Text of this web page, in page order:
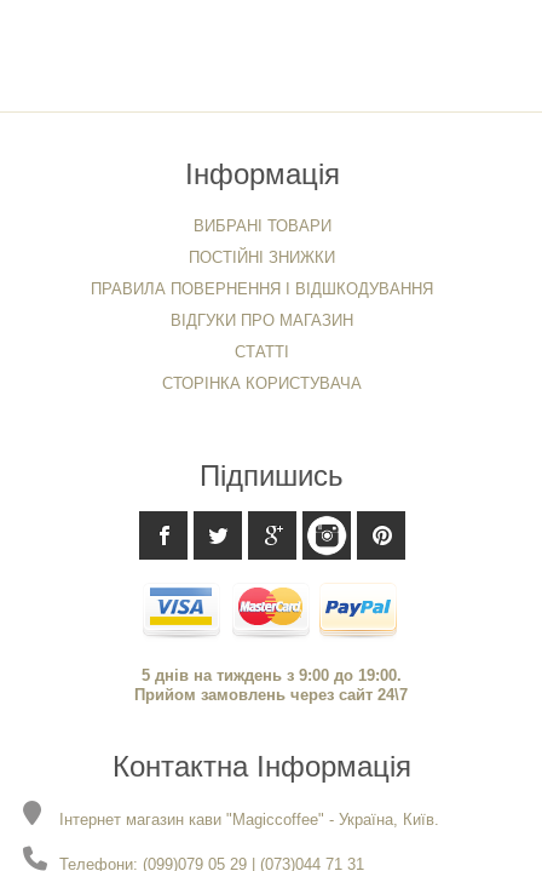
Інформація
ВИБРАНІ ТОВАРИ
ПОСТІЙНІ ЗНИЖКИ
ПРАВИЛА ПОВЕРНЕННЯ І ВІДШКОДУВАННЯ
ВІДГУКИ ПРО МАГАЗИН
СТАТТІ
СТОРІНКА КОРИСТУВАЧА
Підпишись
5 днів на тиждень з 9:00 до 19:00.
Прийом замовлень через сайт 24\7
Контактна Інформація
Інтернет магазин кави "Magiccoffee" - Україна, Київ.
Телефони: (099)079 05 29 | (073)044 71 31